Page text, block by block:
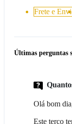
Frete e
Últimas perguntas
Olá bom
Este terço